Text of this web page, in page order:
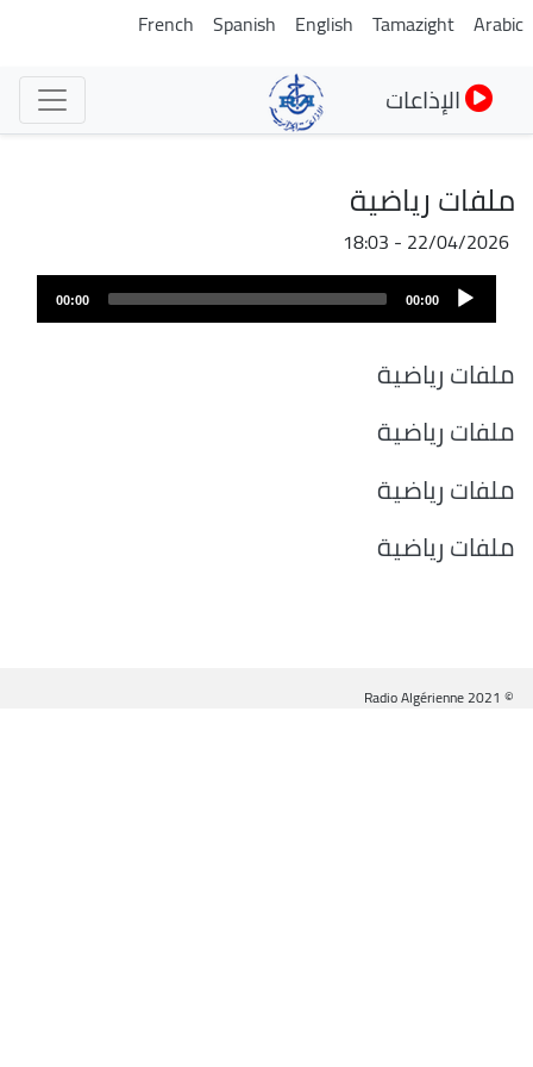
تجاوز
Arabic
Tamazight
English
Spanish
French
الإذاعات
ملفات رياضية
22/04/2026 - 18:03
ملف
الصوت
Audio
Player
00:00
00:00
ملفات رياضية
ملفات رياضية
ملفات رياضية
ملفات رياضية
© Radio Algérienne 2021